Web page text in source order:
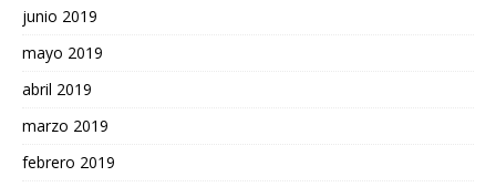
junio 2019
mayo 2019
abril 2019
marzo 2019
febrero 2019